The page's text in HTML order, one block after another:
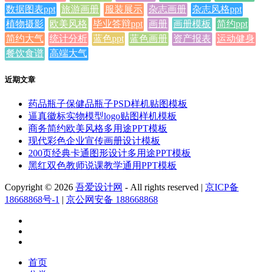
数据图表ppt 旅游画册 服装展示 杂志画册 杂志风格ppt
植物摄影
欧美风格 毕业答辩ppt 画册 画册模板
简约ppt
简约大气 统计分析 蓝色ppt 蓝色画册 资产报表
运动健身
餐饮食谱 高端大气
近期文章
药品瓶子保健品瓶子PSD样机贴图模板
逼真徽标实物模型logo贴图样机模板
商务简约欧美风格多用途PPT模板
现代彩色企业宣传画册设计模板
200页经典卡通图形设计多用途PPT模板
黑红双色教师说课教学通用PPT模板
Copyright © 2026 吾爱设计网 - All rights reserved | 京ICP备
18668868号-1 | 京公网安备 188668868
首页